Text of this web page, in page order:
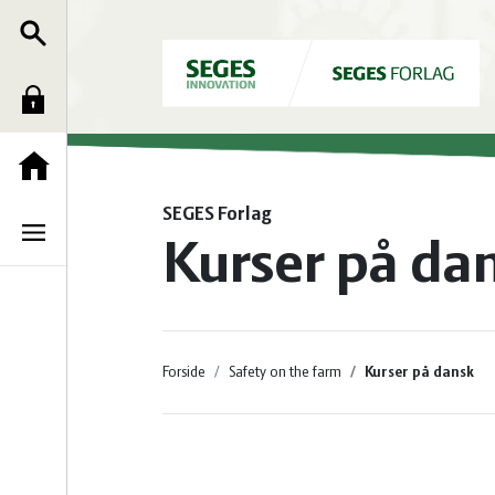
SEGES Forlag
Kurser på
Forside Safety on the farm Kurser på dansk